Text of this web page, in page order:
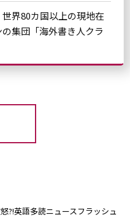
界80カ国以上の現地在
集団「海外書き人クラ
?!英語多読ニュースフラッシュ